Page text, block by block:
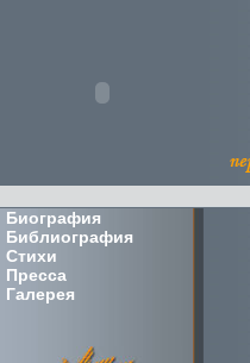
Биография
Библиография
Стихи
Пресса
Галерея